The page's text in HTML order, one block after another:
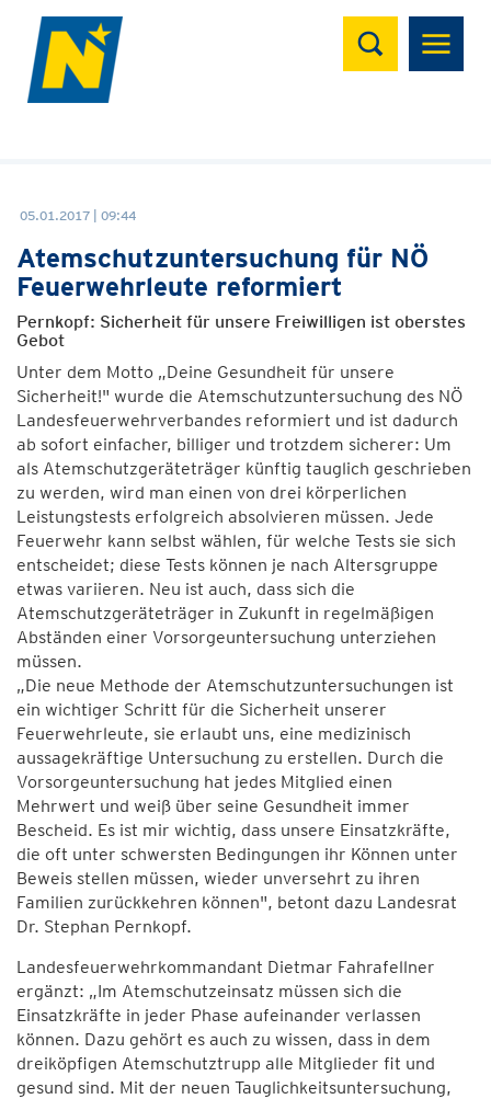
Suchen
05.01.2017 | 09:44
Atemschutzuntersuchung für NÖ
Feuerwehrleute reformiert
Pernkopf: Sicherheit für unsere Freiwilligen ist oberstes
Gebot
Unter dem Motto „Deine Gesundheit für unsere
Sicherheit!" wurde die Atemschutzuntersuchung des NÖ
Landesfeuerwehrverbandes reformiert und ist dadurch
ab sofort einfacher, billiger und trotzdem sicherer: Um
als Atemschutzgeräteträger künftig tauglich geschrieben
zu werden, wird man einen von drei körperlichen
Leistungstests erfolgreich absolvieren müssen. Jede
Feuerwehr kann selbst wählen, für welche Tests sie sich
entscheidet; diese Tests können je nach Altersgruppe
etwas variieren. Neu ist auch, dass sich die
Atemschutzgeräteträger in Zukunft in regelmäßigen
Abständen einer Vorsorgeuntersuchung unterziehen
müssen.
„Die neue Methode der Atemschutzuntersuchungen ist
ein wichtiger Schritt für die Sicherheit unserer
Feuerwehrleute, sie erlaubt uns, eine medizinisch
aussagekräftige Untersuchung zu erstellen. Durch die
Vorsorgeuntersuchung hat jedes Mitglied einen
Mehrwert und weiß über seine Gesundheit immer
Bescheid. Es ist mir wichtig, dass unsere Einsatzkräfte,
die oft unter schwersten Bedingungen ihr Können unter
Beweis stellen müssen, wieder unversehrt zu ihren
Familien zurückkehren können", betont dazu Landesrat
Dr. Stephan Pernkopf.
Landesfeuerwehrkommandant Dietmar Fahrafellner
ergänzt: „Im Atemschutzeinsatz müssen sich die
Einsatzkräfte in jeder Phase aufeinander verlassen
können. Dazu gehört es auch zu wissen, dass in dem
dreiköpfigen Atemschutztrupp alle Mitglieder fit und
gesund sind. Mit der neuen Tauglichkeitsuntersuchung,